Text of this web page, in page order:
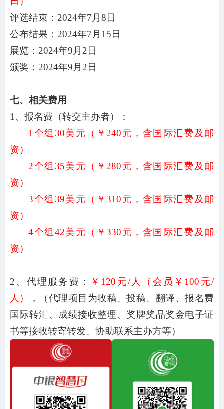
评选结束： 2024年7 月 8 日
公布结果： 2024年7 月 15 日
展览： 2024年9 月 2 日
颁奖： 2024年9 月 2 日
七、相关费用
1、报名费（转交主办者）：
1个组30美元（￥ 240元，含国际汇费及邮
资）
2个组 35美元（￥ 280元，含国际汇费及邮
资）
3个组 39美元（￥ 310元，含国际汇费及邮
资）
4个组 42美元（￥ 330元，含国际汇费及邮
资）
2、代理服务费： ￥ 120元/人（会员￥100元/
人）
，（代理项目为收稿、投稿、翻译、报名费
国际转汇、成绩接收整理、奖牌奖品奖金电子证
书等接收转寄转发、协助联系主办方等）